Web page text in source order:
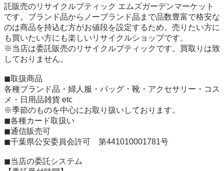
託販売のリサイクルブティック エムズガーデンマーケット
です。ブランド品からノーブランド品まで品数豊富で格安な
のは商品を持込む方がお値段を設定するため。売りたい方に
も買いたい方にも楽しいリサイクルショップです。
※当店は委託販売のリサイクルブティックです。買取りは致
しておりません。
◼︎取扱商品
各種ブランド品・婦人服・バッグ・靴・アクセサリー・コス
メ・日用品雑貨 etc
※季節のものを中心にお取り扱いしております。
◼︎各種カード取扱い
◼︎通信販売可
◼︎千葉県公安委員会許可　第441010001781号
◼︎当店の委託システム